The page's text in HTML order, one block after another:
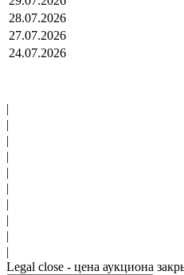
28.07.2026
27.07.2026
24.07.2026
|
|
|
|
|
|
|
|
|
|
Legal close - цена аукциона